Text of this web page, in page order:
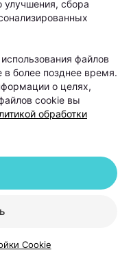
Многие
улучшения, сбора
файлов
в более позднее время.
о целях,
cookie вы
обработки
Cookie